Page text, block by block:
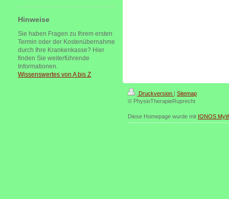
Hinweise
Sie haben Fragen zu Ihrem ersten
Termin oder der Kostenübernahme
durch Ihre Krankenkasse? Hier
finden Sie weiterführende
Informationen.
Wissenswertes von A bis Z
Druckversion | Sitemap
© PhysioTherapieRuprecht
Diese Homepage wurde mit IONOS